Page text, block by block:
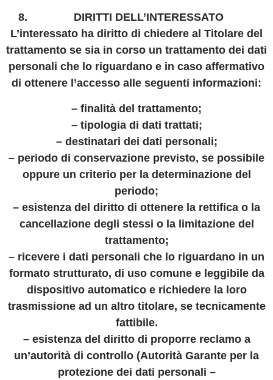
DIRITTI DELL’INTERESSATO
L’interessato ha diritto di chiedere al Titolare del
trattamento se sia in corso un trattamento dei dati
personali che lo riguardano e in caso affermativo
di ottenere l’accesso alle seguenti informazioni:
– finalità del trattamento;
– tipologia di dati trattati;
– destinatari dei dati personali;
– periodo di conservazione previsto, se possibile
oppure un criterio per la determinazione del
periodo;
– esistenza del diritto di ottenere la rettifica o la
cancellazione degli stessi o la limitazione del
trattamento;
– ricevere i dati personali che lo riguardano in un
formato strutturato, di uso comune e leggibile da
dispositivo automatico e richiedere la loro
trasmissione ad un altro titolare, se tecnicamente
fattibile.
– esistenza del diritto di proporre reclamo a
un’autorità di controllo (Autorità Garante per la
protezione dei dati personali –